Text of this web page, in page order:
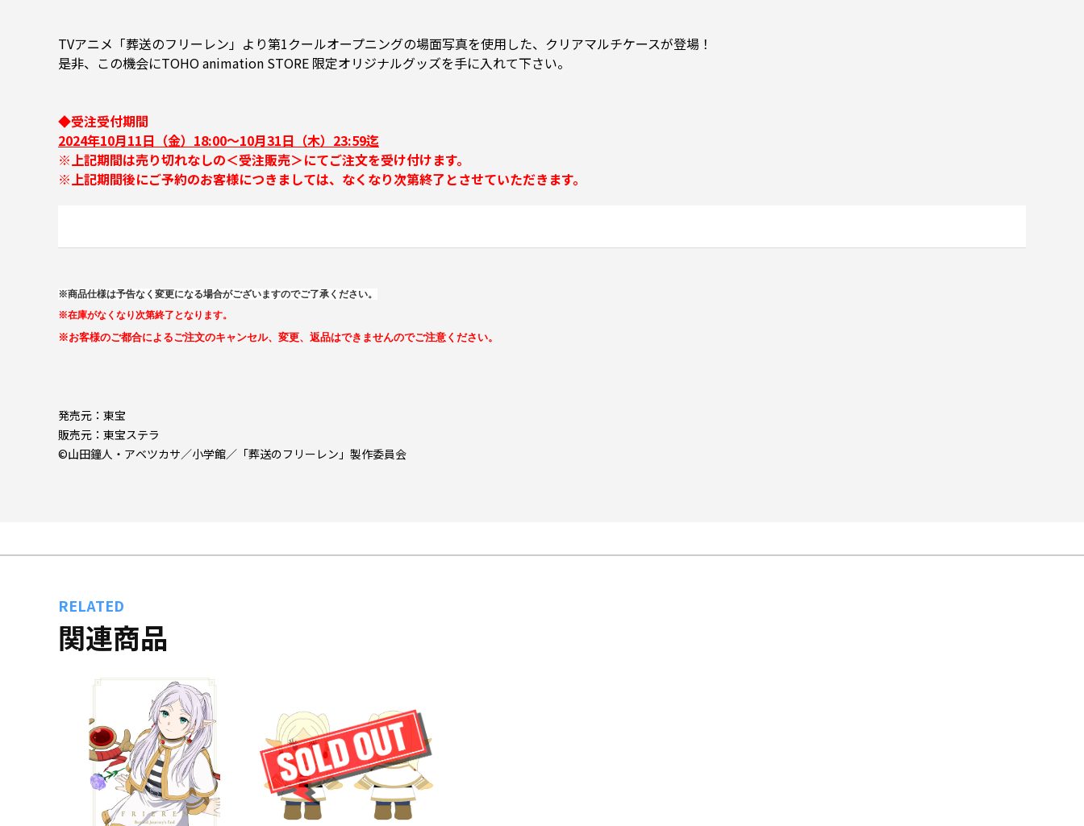
TVアニメ「葬送のフリーレン」より第1クールオープニングの場面写真を使用した、クリアマルチケースが登場！
是非、この機会にTOHO animation STORE 限定オリジナルグッズを手に入れて下さい。
◆受注受付期間
2024年10月11日（金）18:00～10月31日（木）23:59迄
※上記期間は売り切れなしの＜受注販売＞にてご注文を受け付けます。
※上記期間後にご予約のお客様につきましては、なくなり次第終了とさせていただきます。
※商品仕様は予告なく変更になる場合がございますのでご了承ください。
※在庫がなくなり次第終了となります。
※お客様のご都合によるご注文のキャンセル、変更、返品はできませんのでご注意ください。
発売元：東宝
販売元：東宝ステラ
©山田鐘人・アベツカサ／小学館／「葬送のフリーレン」製作委員会
RELATED
関連商品